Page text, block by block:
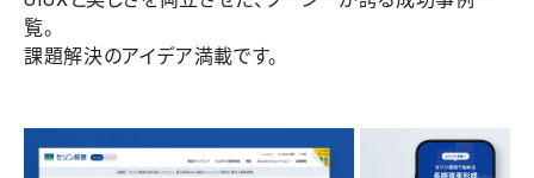
覧。
課題解決のアイデア満載です。